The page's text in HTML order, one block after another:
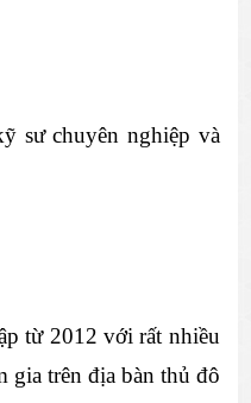
sư chuyên nghiệp và
từ 2012 với rất nhiều
gia trên địa bàn thủ đô